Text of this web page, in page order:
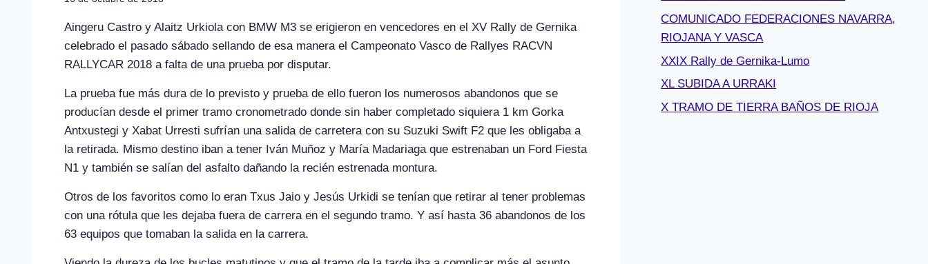
Aingeru Castro y Alaitz Urkiola con BMW M3 se erigieron en vencedores en el XV Rally de Gernika
celebrado el pasado sábado sellando de esa manera el Campeonato Vasco de Rallyes RACVN
RALLYCAR 2018 a falta de una prueba por disputar.
La prueba fue más dura de lo previsto y prueba de ello fueron los numerosos abandonos que se
producían desde el primer tramo cronometrado donde sin haber completado siquiera 1 km Gorka
Antxustegi y Xabat Urresti sufrían una salida de carretera con su Suzuki Swift F2 que les obligaba a
la retirada. Mismo destino iban a tener Iván Muñoz y María Madariaga que estrenaban un Ford Fiesta
N1 y también se salían del asfalto dañando la recién estrenada montura.
Otros de los favoritos como lo eran Txus Jaio y Jesús Urkidi se tenían que retirar al tener problemas
con una rótula que les dejaba fuera de carrera en el segundo tramo. Y así hasta 36 abandonos de los
63 equipos que tomaban la salida en la carrera.
COMUNICADO FEDERACIONES NAVARRA,
RIOJANA Y VASCA
XXIX Rally de Gernika-Lumo
XL SUBIDA A URRAKI
X TRAMO DE TIERRA BAÑOS DE RIOJA